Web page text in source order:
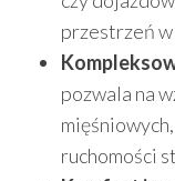
przestrzeń w
pozwala na
ruchomości